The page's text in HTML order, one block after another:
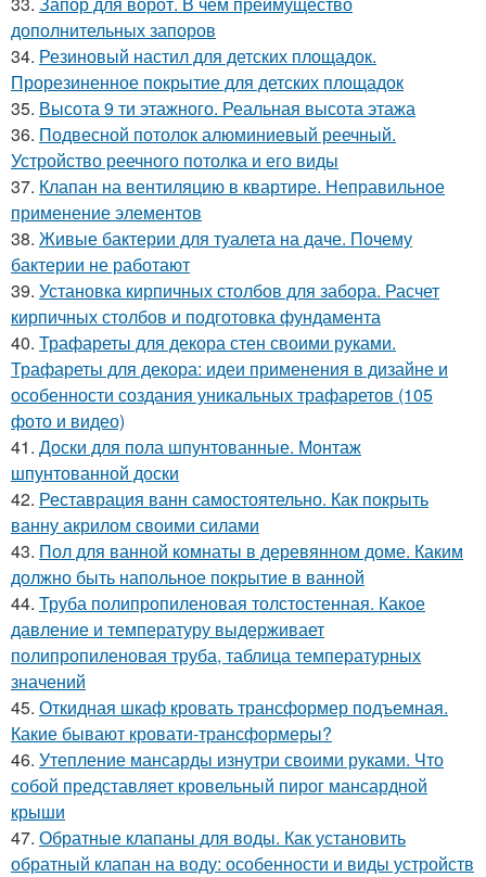
дополнительных запоров
34. Резиновый настил для детских площадок.
Прорезиненное покрытие для детских площадок
35. Высота 9 ти этажного. Реальная высота этажа
36. Подвесной потолок алюминиевый реечный.
Устройство реечного потолка и его виды
37. Клапан на вентиляцию в квартире. Неправильное
применение элементов
38. Живые бактерии для туалета на даче. Почему
бактерии не работают
39. Установка кирпичных столбов для забора. Расчет
кирпичных столбов и подготовка фундамента
40. Трафареты для декора стен своими руками.
Трафареты для декора: идеи применения в дизайне и
особенности создания уникальных трафаретов (105
фото и видео)
41. Доски для пола шпунтованные. Монтаж
шпунтованной доски
42. Реставрация ванн самостоятельно. Как покрыть
ванну акрилом своими силами
43. Пол для ванной комнаты в деревянном доме. Каким
должно быть напольное покрытие в ванной
44. Труба полипропиленовая толстостенная. Какое
давление и температуру выдерживает
полипропиленовая труба, таблица температурных
значений
45. Откидная шкаф кровать трансформер подъемная.
Какие бывают кровати-трансформеры?
46. Утепление мансарды изнутри своими руками. Что
собой представляет кровельный пирог мансардной
крыши
47. Обратные клапаны для воды. Как установить
обратный клапан на воду: особенности и виды устройств